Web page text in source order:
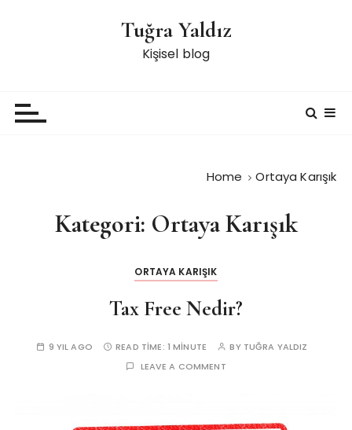
Tuğra Yaldız
Kişisel blog
Home Ortaya Karışık
Kategori: Ortaya Karışık
ORTAYA KARIŞIK
Tax Free Nedir?
9 YIL AGO READ TIME: 1 MINUTE BY TUĞRA YALDIZ
LEAVE A COMMENT